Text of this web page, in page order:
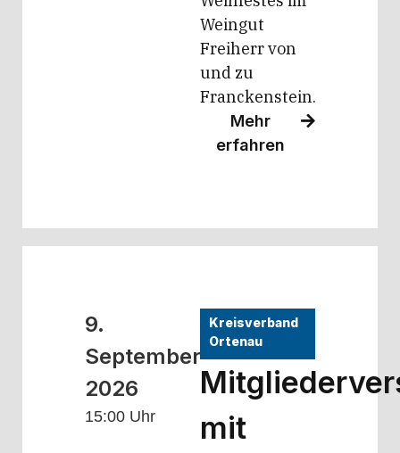
Weingut
Freiherr von
und zu
Franckenstein.
Mehr
erfahren
9.
September
2026
15:00 Uhr
Kreisverband
Ortenau
mit